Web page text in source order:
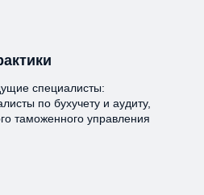
специалисты:
по бухучету и аудиту,
таможенного управления